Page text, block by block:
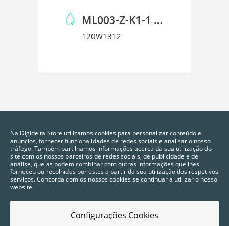
ML003-Z-K1-1 Washing Liquid 03 Kit
120W1312
Na Digidelta Store utilizamos cookies para personalizar conteúdo e
anúncios, fornecer funcionalidades de redes sociais e analisar o nosso
tráfego. Também partilhamos informações acerca da sua utilização do
site com os nossos parceiros de redes sociais, de publicidade e de
análise, que as podem combinar com outras informações que lhes
forneceu ou recolhidas por estes a partir da sua utilização dos respetivos
serviços. Concorda com os nossos cookies se continuar a utilizar o nosso
website.
Configurações Cookies